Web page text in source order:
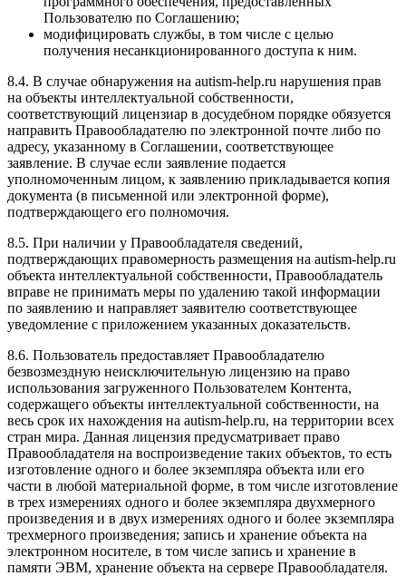
Пользователю по Соглашению;
модифицировать службы, в том числе с целью
получения несанкционированного доступа к ним.
8.4. В случае обнаружения на autism-help.ru нарушения прав
на объекты интеллектуальной собственности,
соответствующий лицензиар в досудебном порядке обязуется
направить Правообладателю по электронной почте либо по
адресу, указанному в Соглашении, соответствующее
заявление. В случае если заявление подается
уполномоченным лицом, к заявлению прикладывается копия
документа (в письменной или электронной форме),
подтверждающего его полномочия.
8.5. При наличии у Правообладателя сведений,
подтверждающих правомерность размещения на autism-help.ru
объекта интеллектуальной собственности, Правообладатель
вправе не принимать меры по удалению такой информации
по заявлению и направляет заявителю соответствующее
уведомление с приложением указанных доказательств.
8.6. Пользователь предоставляет Правообладателю
безвозмездную неисключительную лицензию на право
использования загруженного Пользователем Контента,
содержащего объекты интеллектуальной собственности, на
весь срок их нахождения на autism-help.ru, на территории всех
стран мира. Данная лицензия предусматривает право
Правообладателя на воспроизведение таких объектов, то есть
изготовление одного и более экземпляра объекта или его
части в любой материальной форме, в том числе изготовление
в трех измерениях одного и более экземпляра двухмерного
произведения и в двух измерениях одного и более экземпляра
трехмерного произведения; запись и хранение объекта на
электронном носителе, в том числе запись и хранение в
памяти ЭВМ, хранение объекта на сервере Правообладателя.